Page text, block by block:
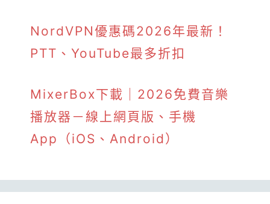
NordVPN優惠碼2026年最新！
PTT、YouTube最多折扣
MixerBox下載｜2026免費音樂
播放器－線上網頁版、手機
App（iOS、Android）